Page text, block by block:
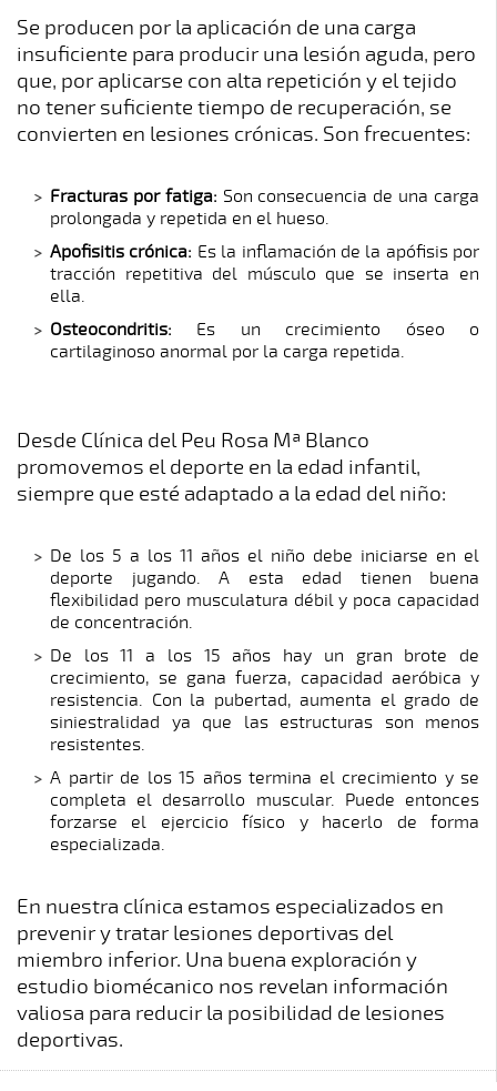
Se producen por la aplicación de una carga
insuficiente para producir una lesión aguda, pero
que, por aplicarse con alta repetición y el tejido
no tener suficiente tiempo de recuperación, se
convierten en lesiones crónicas. Son frecuentes:
Fracturas por fatiga: Son consecuencia de una carga
prolongada y repetida en el hueso.
Apofisitis crónica: Es la inflamación de la apófisis por
tracción repetitiva del músculo que se inserta en
ella.
Osteocondritis: Es un crecimiento óseo o
cartilaginoso anormal por la carga repetida.
Desde Clínica del Peu Rosa Mª Blanco
promovemos el deporte en la edad infantil,
siempre que esté adaptado a la edad del niño:
De los 5 a los 11 años el niño debe iniciarse en el
deporte jugando. A esta edad tienen buena
flexibilidad pero musculatura débil y poca capacidad
de concentración.
De los 11 a los 15 años hay un gran brote de
crecimiento, se gana fuerza, capacidad aeróbica y
resistencia. Con la pubertad, aumenta el grado de
siniestralidad ya que las estructuras son menos
resistentes.
A partir de los 15 años termina el crecimiento y se
completa el desarrollo muscular. Puede entonces
forzarse el ejercicio físico y hacerlo de forma
especializada.
En nuestra clínica estamos especializados en
prevenir y tratar lesiones deportivas del
miembro inferior. Una buena exploración y
estudio biomécanico nos revelan información
valiosa para reducir la posibilidad de lesiones
deportivas.